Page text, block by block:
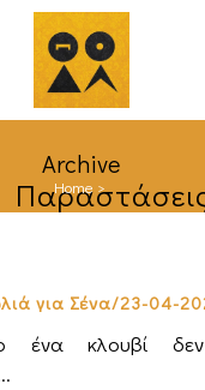
Archive
Home >
για Σένα/23-04-
ένα κλουβί δεν